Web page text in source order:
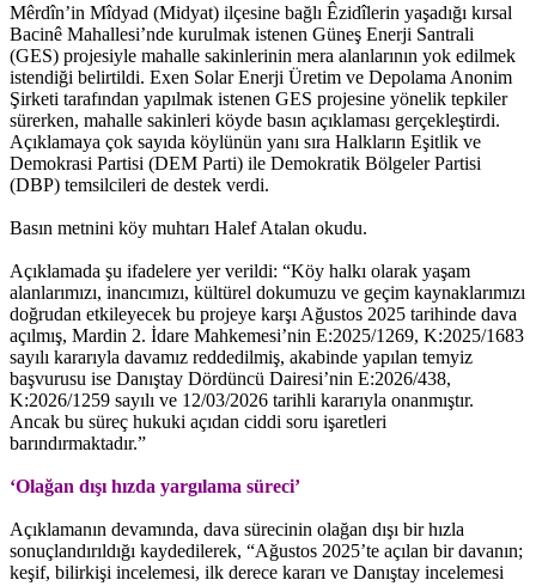
Mêrdîn’in Mîdyad (Midyat) ilçesine bağlı Êzidîlerin yaşadığı kırsal
Bacinê Mahallesi’nde kurulmak istenen Güneş Enerji Santrali
(GES) projesiyle mahalle sakinlerinin mera alanlarının yok edilmek
istendiği belirtildi. Exen Solar Enerji Üretim ve Depolama Anonim
Şirketi tarafından yapılmak istenen GES projesine yönelik tepkiler
sürerken, mahalle sakinleri köyde basın açıklaması gerçekleştirdi.
Açıklamaya çok sayıda köylünün yanı sıra Halkların Eşitlik ve
Demokrasi Partisi (DEM Parti) ile Demokratik Bölgeler Partisi
(DBP) temsilcileri de destek verdi.
Basın metnini köy muhtarı Halef Atalan okudu.
Açıklamada şu ifadelere yer verildi: “Köy halkı olarak yaşam
alanlarımızı, inancımızı, kültürel dokumuzu ve geçim kaynaklarımızı
doğrudan etkileyecek bu projeye karşı Ağustos 2025 tarihinde dava
açılmış, Mardin 2. İdare Mahkemesi’nin E:2025/1269, K:2025/1683
sayılı kararıyla davamız reddedilmiş, akabinde yapılan temyiz
başvurusu ise Danıştay Dördüncü Dairesi’nin E:2026/438,
K:2026/1259 sayılı ve 12/03/2026 tarihli kararıyla onanmıştır.
Ancak bu süreç hukuki açıdan ciddi soru işaretleri
barındırmaktadır.”
‘Olağan dışı hızda yargılama süreci’
Açıklamanın devamında, dava sürecinin olağan dışı bir hızla
sonuçlandırıldığı kaydedilerek, “Ağustos 2025’te açılan bir davanın;
keşif, bilirkişi incelemesi, ilk derece kararı ve Danıştay incelemesi